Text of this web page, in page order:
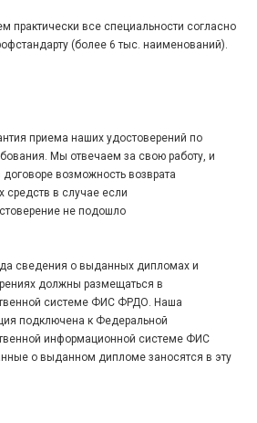
практически все специальности согласно
(более 6 тыс. наименований).
приема наших удостоверений по
Мы отвечаем за свою работу, и
договоре возможность возврата
средств в случае если
не подошло
сведения о выданных дипломах и
должны размещаться в
системе ФИС ФРДО. Наша
подключена к Федеральной
информационной системе ФИС
о выданном дипломе заносятся в эту